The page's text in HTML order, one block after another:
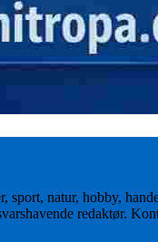
sport, natur, hobby,
redaktør.